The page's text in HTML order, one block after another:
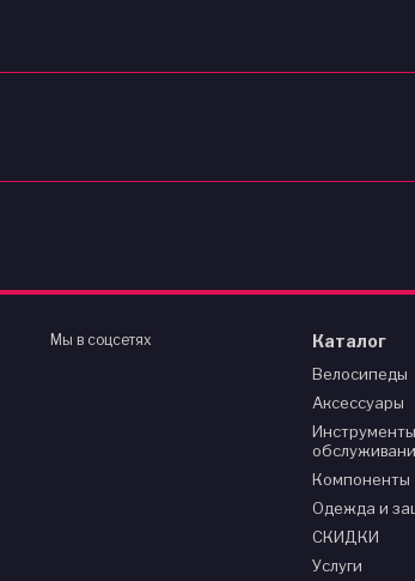
Мы в соцсетях Каталог
Велосипеды
Аксессуары
Компоненты
Одежда и
СКИДКИ
Услуги